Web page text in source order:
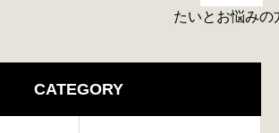
たいとお悩み
CATEGORY